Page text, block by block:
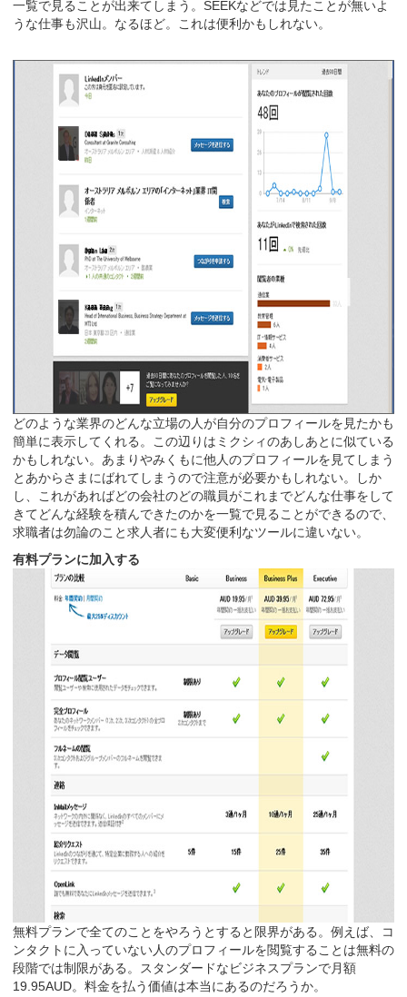
一覧で見ることが出来てしまう。SEEKなどでは見たことが無いよ
うな仕事も沢山。なるほど。これは便利かもしれない。
どのような業界のどんな立場の人が自分のプロフィールを見たかも
簡単に表示してくれる。この辺りはミクシィのあしあとに似ている
かもしれない。あまりやみくもに他人のプロフィールを見てしまう
とあからさまにばれてしまうので注意が必要かもしれない。しか
し、これがあればどの会社のどの職員がこれまでどんな仕事をして
きてどんな経験を積んできたのかを一覧で見ることができるので、
求職者は勿論のこと求人者にも大変便利なツールに違いない。
有料プランに加入する
無料プランで全てのことをやろうとすると限界がある。例えば、コ
ンタクトに入っていない人のプロフィールを閲覧することは無料の
段階では制限がある。スタンダードなビジネスプランで月額
19.95AUD。料金を払う価値は本当にあるのだろうか。